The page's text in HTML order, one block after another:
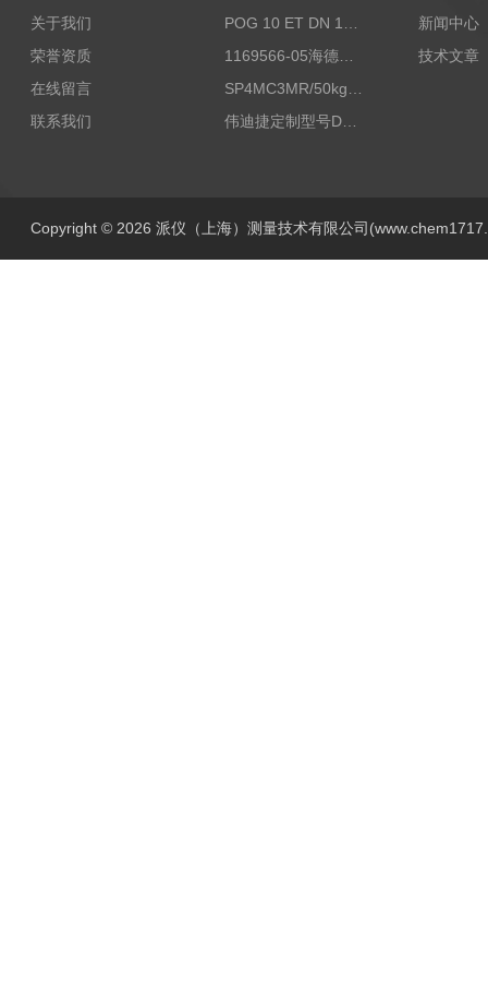
关于我们
荣誉资质
在线留言
联系我们
1169566-05海德汉西门子编码器现货
伟迪捷定制型号DHM506-5000-002
新闻中心
技术文章
Copyright © 2026 派仪（上海）测量技术有限公司